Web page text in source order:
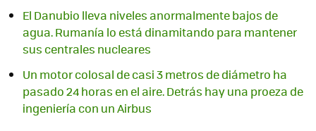
El Danubio lleva niveles anormalmente bajos de
agua. Rumanía lo está dinamitando para mantener
sus centrales nucleares
Un motor colosal de casi 3 metros de diámetro ha
pasado 24 horas en el aire. Detrás hay una proeza de
ingeniería con un Airbus